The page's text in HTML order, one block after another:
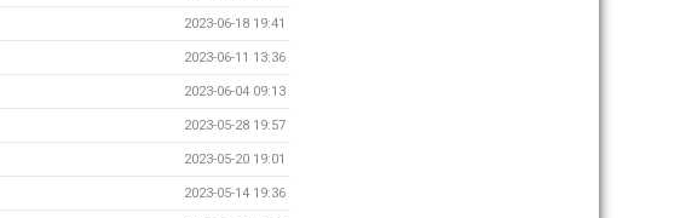
2023-06-18 19:41
2023-06-11 13:36
2023-06-04 09:13
2023-05-28 19:57
2023-05-20 19:01
2023-05-14 19:36